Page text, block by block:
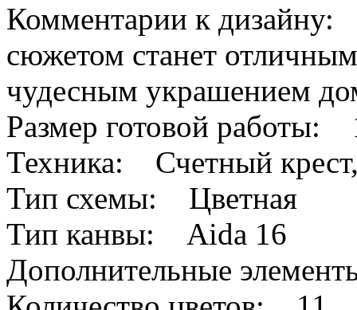
Комментарии к
сюжетом станет
чудесным украшением
Размер готовой работы:
Техника: Счетный
Тип схемы: Цветная
Тип канвы: Aida 16
Дополнительные